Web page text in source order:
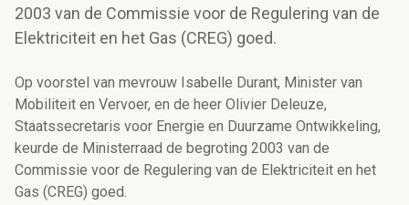
2003 van de Commissie voor de Regulering van de
Elektriciteit en het Gas (CREG) goed.
Op voorstel van mevrouw Isabelle Durant, Minister van
Mobiliteit en Vervoer, en de heer Olivier Deleuze,
Staatssecretaris voor Energie en Duurzame Ontwikkeling,
keurde de Ministerraad de begroting 2003 van de
Commissie voor de Regulering van de Elektriciteit en het
Gas (CREG) goed.